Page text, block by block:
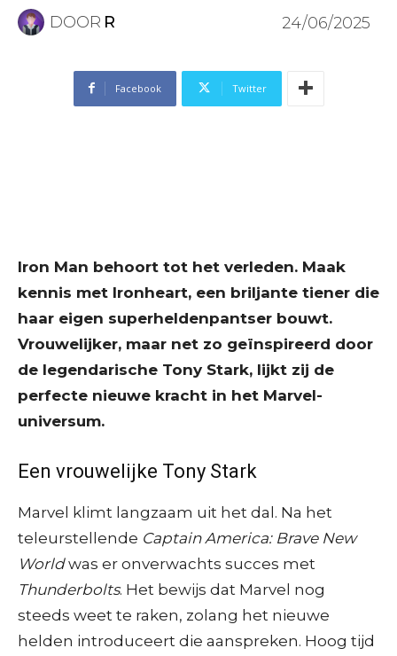
DOOR R 24/06/2025
Facebook Twitter
Iron Man behoort tot het verleden. Maak
kennis met Ironheart, een briljante tiener die
haar eigen superheldenpantser bouwt.
Vrouwelijker, maar net zo geïnspireerd door
de legendarische Tony Stark, lijkt zij de
perfecte nieuwe kracht in het Marvel-
universum.
Een vrouwelijke Tony Stark
Marvel klimt langzaam uit het dal. Na het
teleurstellende Captain America: Brave New
Worldwas er onverwachts succes met
Thunderbolts. Het bewijs dat Marvel nog
steeds weet te raken, zolang het nieuwe
helden introduceert die aanspreken. Hoog tijd